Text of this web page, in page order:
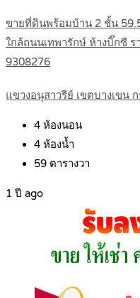
ขายที่ดินพร้อมบ้าน 2 ชั้น
ใกล้ถนนเทพารักษ์ ห้างบิ๊กซี
9308276
แขวงอนุสาวรีย์ เขตบางเขน
4 ห้องนอน
4 ห้องน้ำ
59 ตารางวา
1 ปี ago